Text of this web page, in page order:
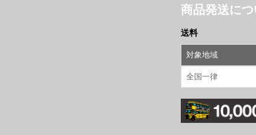
商品発送につ
送料
対象地域
全国一律